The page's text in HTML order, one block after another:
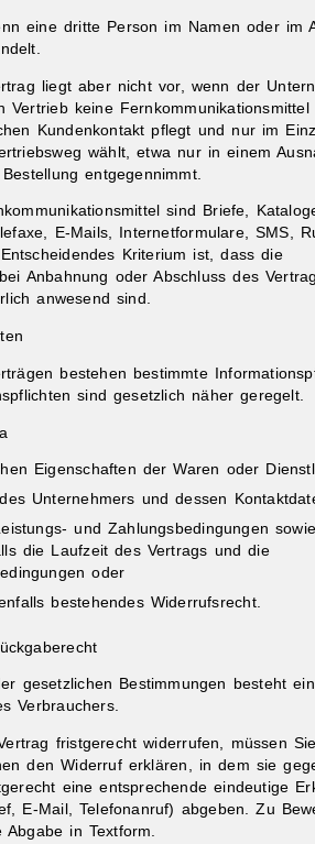
eine dritte Person im Namen oder im
liegt aber nicht vor, wenn der
Vertrieb keine Fernkommunikationsmittel
Kundenkontakt pflegt und nur im
wählt , etwa nur in einem
entgegennimmt.
sind Briefe,
E-Mails, Internetformulare, SMS,
Kriterium ist, dass die
Anbahnung oder Abschluss des
anwesend sind.
bestehen bestimmte
sind gesetzlich näher geregelt.
Eigenschaften der Waren oder
Unternehmers und dessen
und Zahlungsbedingungen sowie
die Laufzeit des Vertrags und die
oder
bestehendes Widerrufsrecht.
gesetzlichen Bestimmungen besteht ein
Verbrauchers.
fristgerecht widerrufen, müssen
den Widerruf erklären, in dem sie
eine entsprechende eindeutige
E-Mail, Telefonanruf) abgeben. Zu
in Textform.